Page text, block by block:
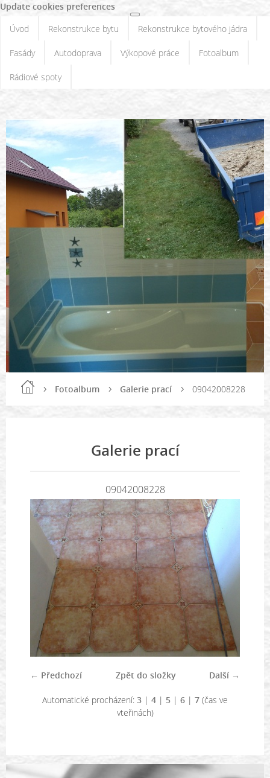
Update cookies preferences
Úvod
Rekonstrukce bytu Rekonstrukce bytového jádra
Fasády Autodoprava Výkopové práce Fotoalbum
Rádiové spoty
Fotoalbum Galerie prací 09042008228
Galerie prací
09042008228
← Předchozí Další →
Zpět do složky
Automatické procházení: 3 | 4 | 5 | 6 | 7 (čas ve
vteřinách)